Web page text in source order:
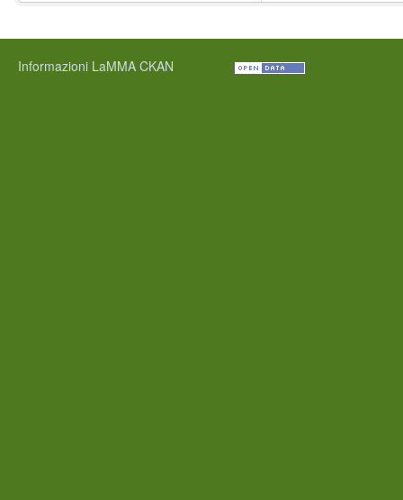
Informazioni LaMMA CKAN